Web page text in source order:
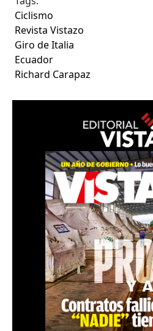
Ciclismo
Revista Vistazo
Giro de Italia
Ecuador
Richard Carapaz